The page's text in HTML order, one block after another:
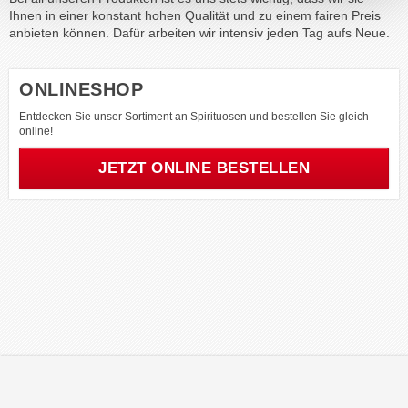
Ihnen in einer konstant hohen Qualität und zu einem fairen Preis
anbieten können. Dafür arbeiten wir intensiv jeden Tag aufs Neue.
ONLINESHOP
Entdecken Sie unser Sortiment an Spirituosen und bestellen Sie gleich
online!
JETZT ONLINE BESTELLEN